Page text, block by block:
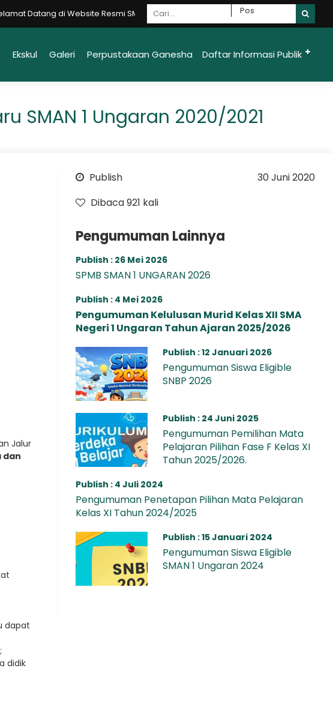
Datang di Website Resmi SMAN 1 Ungaran Moncer {Mandiri - Optimis - Nasionalis -
Ekskul Galeri Perpustakaan Ganesha Daftar Informasi Publik
SMAN 1 Ungaran 2020/2021
Jalur
dan
dapat
didik
Publish
30 Juni 2020
Dibaca 921 kali
Pengumuman Lainnya
Publish : 26 Mei 2026
SPMB SMAN 1 UNGARAN 2026
Publish : 4 Mei 2026
Pengumuman Kelulusan Murid Kelas XII SMA
Negeri 1 Ungaran Tahun Ajaran 2025/2026
Publish : 12 Januari 2026
Pengumuman Siswa Eligible
SNBP 2026
Publish : 24 Juni 2025
Pengumuman Pemilihan Mata
Pelajaran Pilihan Fase F Kelas XI
Tahun 2025/2026.
Publish : 4 Juli 2024
Pengumuman Penetapan Pilihan Mata Pelajaran
Kelas XI Tahun 2024/2025
Publish : 15 Januari 2024
Pengumuman Siswa Eligible
SMAN 1 Ungaran 2024